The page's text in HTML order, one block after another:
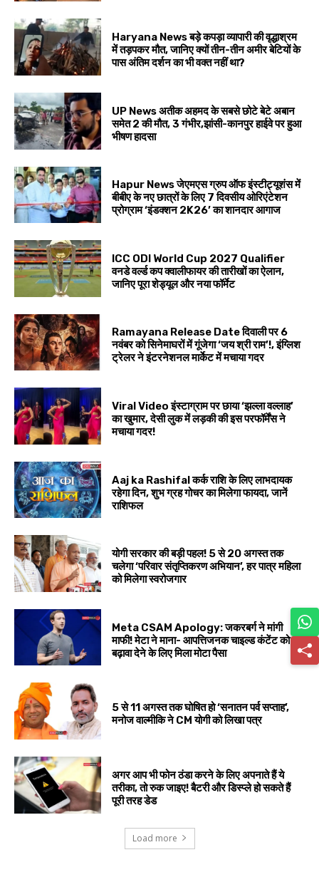
Haryana News बड़े कपड़ा व्यापारी की वृद्धाश्रम
में तड़पकर मौत, जानिए क्यों तीन-तीन अमीर बेटियों के
पास अंतिम दर्शन का भी वक्त नहीं था?
UP News अतीक अहमद के सबसे छोटे बेटे अबान
समेत 2 की मौत, 3 गंभीर,झांसी-कानपुर हाईवे पर हुआ
भीषण हादसा
Hapur News जेएमएस ग्रुप ऑफ इंस्टीट्यूशंस में
बीबीए के नए छात्रों के लिए 7 दिवसीय ओरिएंटेशन
प्रोग्राम ‘इंडक्शन 2K26’ का शानदार आगाज
ICC ODI World Cup 2027 Qualifier
वनडे वर्ल्ड कप क्वालीफायर की तारीखों का ऐलान,
जानिए पूरा शेड्यूल और नया फॉर्मेट
Ramayana Release Date दिवाली पर 6
नवंबर को सिनेमाघरों में गूंजेगा ‘जय श्री राम’!, इंग्लिश
ट्रेलर ने इंटरनेशनल मार्केट में मचाया गदर
Viral Video इंस्टाग्राम पर छाया ‘झल्ला वल्लाह’
का खुमार, देसी लुक में लड़की की इस परफॉर्मेंस ने
मचाया गदर!
Aaj ka Rashifal कर्क राशि के लिए लाभदायक
रहेगा दिन, शुभ ग्रह गोचर का मिलेगा फायदा, जानें
राशिफल
योगी सरकार की बड़ी पहल! 5 से 20 अगस्त तक
चलेगा ‘परिवार संतृप्तिकरण अभियान’, हर पात्र महिला
को मिलेगा स्वरोजगार
Meta CSAM Apology: जकरबर्ग ने मांगी
माफी! मेटा ने माना- आपत्तिजनक चाइल्ड कंटेंट को
बढ़ावा देने के लिए मिला मोटा पैसा
5 से 11 अगस्त तक घोषित हो ‘सनातन पर्व सप्ताह’,
मनोज वाल्मीकि ने CM योगी को लिखा पत्र
अगर आप भी फोन ठंडा करने के लिए अपनाते हैं ये
तरीका, तो रुक जाइए! बैटरी और डिस्प्ले हो सकते हैं
पूरी तरह डेड
Load more